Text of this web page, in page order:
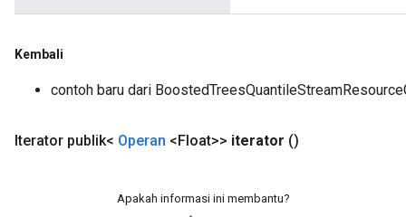
Kembali
contoh baru dari
Iterator publik< Operan <Float>> iterator ()
Apakah informasi ini membantu?